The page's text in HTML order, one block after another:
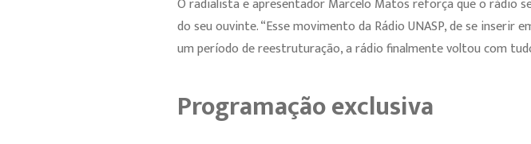
do seu ouvinte. “Esse movimento da Rádio UNASP, de se
um período de reestruturação, a rádio finalmente voltou com
Programação exclusiva